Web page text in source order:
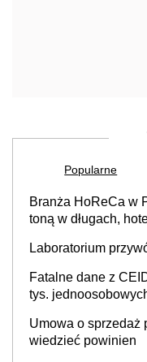
Popularne
Branża HoReCa w
toną w długach,
Laboratorium
Fatalne dane z
tys.
Umowa o sprzedaż
wiedzieć powinien